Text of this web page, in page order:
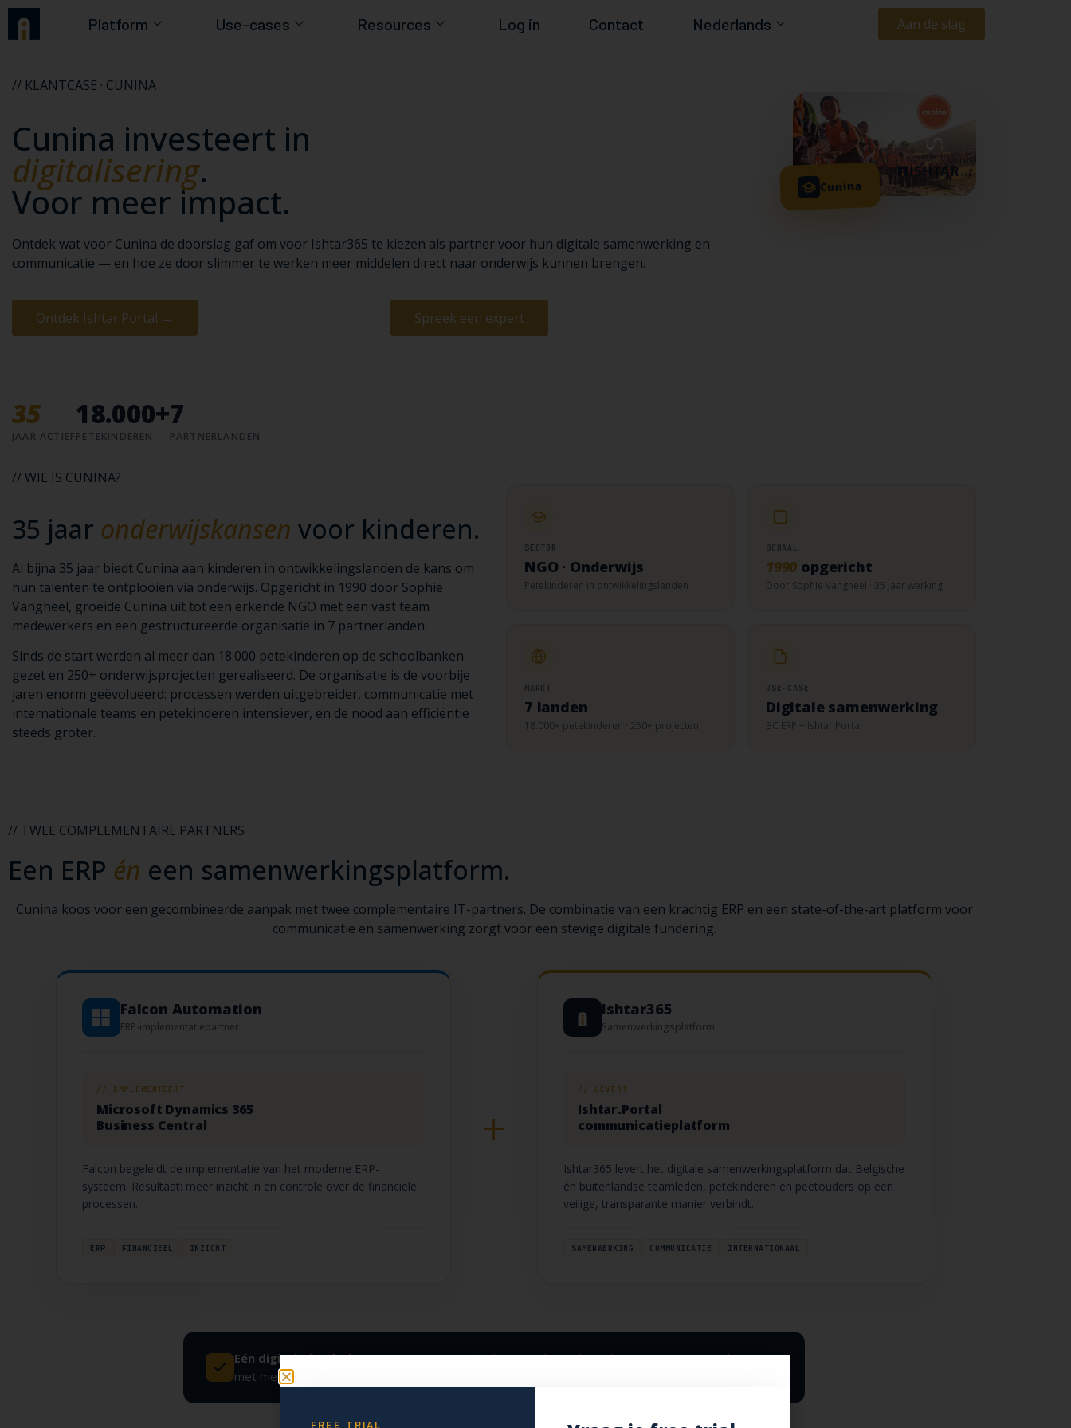
Platform Use-cases Resources Log in Contact Nederlands Aan de slag
// KLANTCASE · CUNINA
Cunina investeert in
digitalisering.
Voor meer impact.
Ontdek wat voor Cunina de doorslag gaf om voor Ishtar365 te kiezen als partner voor hun digitale samenwerking en
communicatie — en hoe ze door slimmer te werken meer middelen direct naar onderwijs kunnen brengen.
Ontdek Ishtar.Portal → Spreek een expert
35
JAAR ACTIEF
18.000+
PETEKINDEREN
7
PARTNERLANDEN
Cunina
// WIE IS CUNINA?
35 jaar onderwijskansen voor kinderen.
Al bijna 35 jaar biedt Cunina aan kinderen in ontwikkelingslanden de kans om
hun talenten te ontplooien via onderwijs. Opgericht in 1990 door Sophie
Vangheel, groeide Cunina uit tot een erkende NGO met een vast team
medewerkers en een gestructureerde organisatie in 7 partnerlanden.
Sinds de start werden al meer dan 18.000 petekinderen op de schoolbanken
gezet en 250+ onderwijsprojecten gerealiseerd. De organisatie is de voorbije
jaren enorm geëvolueerd: processen werden uitgebreider, communicatie met
internationale teams en petekinderen intensiever, en de nood aan efficiëntie
steeds groter.
SECTOR
NGO · Onderwijs
Petekinderen in ontwikkelingslanden
SCHAAL
1990 opgericht
Door Sophie Vangheel · 35 jaar werking
MARKT
7 landen
18.000+ petekinderen · 250+ projecten
USE-CASE
Digitale samenwerking
BC ERP + Ishtar.Portal
// TWEE COMPLEMENTAIRE PARTNERS
Een ERP én een samenwerkingsplatform.
Cunina koos voor een gecombineerde aanpak met twee complementaire IT-partners. De combinatie van een krachtig ERP en een state-of-the-art platform voor
communicatie en samenwerking zorgt voor een stevige digitale fundering.
Falcon Automation
ERP-implementatiepartner
// IMPLEMENTEERT
Microsoft Dynamics 365
Business Central
Falcon begeleidt de implementatie van het moderne ERP-
systeem. Resultaat: meer inzicht in en controle over de financiële
processen.
ERP FINANCIEEL INZICHT
+
Ishtar365
Samenwerkingsplatform
// LEVERT
Ishtar.Portal
communicatieplatform
Ishtar365 levert het digitale samenwerkingsplatform dat Belgische
én buitenlandse teamleden, petekinderen en peetouders op een
veilige, transparante manier verbindt.
SAMENWERKING COMMUNICATIE INTERNATIONAAL
Eén digitale funderingwaarop Cunina verder bouwt richting de toekomst — trouw aan de missie,
met meer impact per euro.
FREE TRIAL